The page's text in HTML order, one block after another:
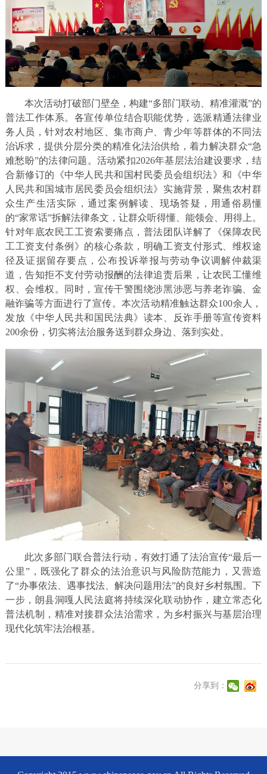
本次活动打破部门壁垒，构建“多部门联动、精准灌溉”的
普法工作体系。各宣传单位结合职能优势，选派精通法律业
务人员，针对农村地区、集市商户、青少年等群体的不同法
治诉求，提供分层分类的精准化法治供给，着力解决群众“急
难愁盼”的法律问题。活动紧扣2026年基层法治建设要求，结
合新修订的《中华人民共和国村民委员会组织法》和《中华
人民共和国城市居民委员会组织法》实施背景，聚焦农村群
众生产生活实际，通过案例解读、现场答疑，用通俗易懂
的“家常话”拆解法律条文，让群众听得懂、能领会、用得上。
针对年底农民工工资索要痛点，普法团队详解了《保障农民
工工资支付条例》的核心条款，明确工资支付形式、维权途
径及证据留存要点，公布投诉举报与劳动争议调解仲裁渠
道，告知拒不支付劳动报酬的法律追责后果，让农民工懂维
权、会维权。同时，宣传干警围绕涉黑涉恶与养老诈骗、金
融诈骗等方面进行了宣传。本次活动精准触达群众100余人，
发放《中华人民共和国民法典》读本、反诈手册等宣传资料
200余份，切实将法治服务送到群众身边、落到实处。
此次多部门联合普法行动，有效打通了法治宣传“最后一
公里”，既强化了群众的法治意识与风险防范能力，又营造
了“办事依法、遇事找法、解决问题用法”的良好乡村氛围。下
一步，朗县洞嘎人民法庭将持续深化联动协作，建立常态化
普法机制，精准对接群众法治需求，为乡村振兴与基层治理
现代化筑牢法治根基。
分享到：